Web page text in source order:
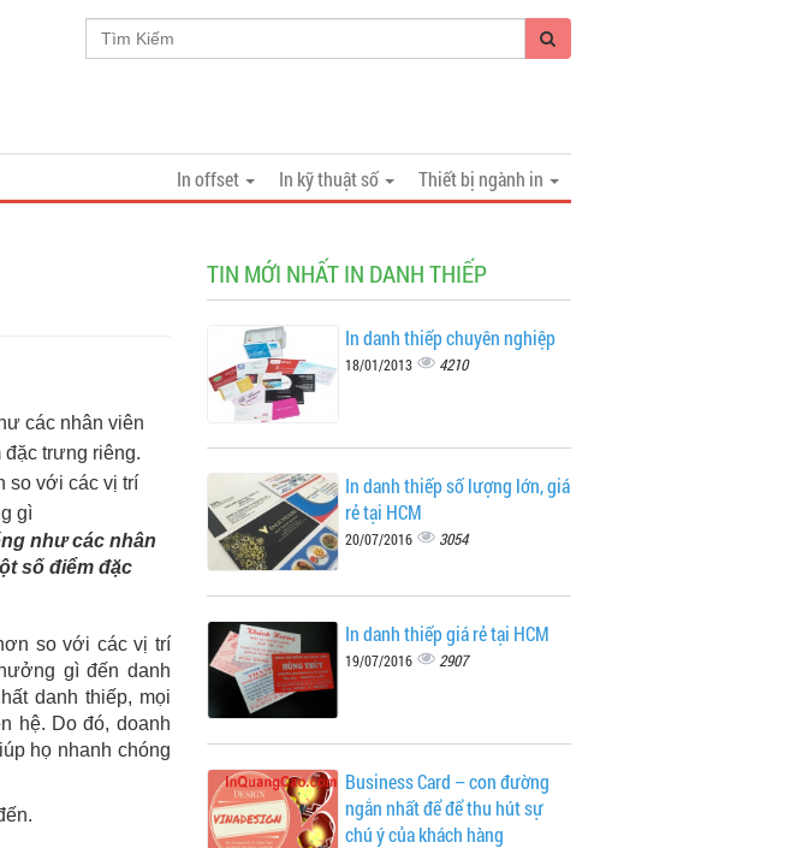
Thiết bị ngành in
In kỹ thuật số
In offset
các nhân viên
đặc trưng riêng.
so với các vị trí
gì
như các nhân
số điểm đặc
so với các vị trí
gì đến danh
danh thiếp, mọi
hệ. Do đó, doanh
họ nhanh chóng
TIN MỚI NHẤT IN DANH THIẾP
In danh thiếp chuyên nghiệp
18/01/2013 4210
In danh thiếp số lượng lớn, giá
rẻ tại HCM
20/07/2016 3054
In danh thiếp giá rẻ tại HCM
19/07/2016 2907
Business Card – con đường
ngắn nhất để để thu hút sự
chú ý của khách hàng